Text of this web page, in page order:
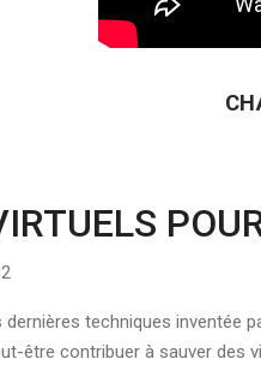
techniques inventée
être contribuer à sauver des